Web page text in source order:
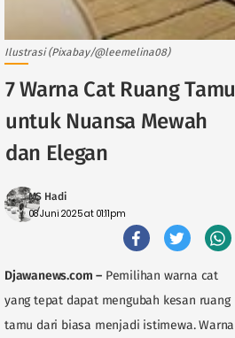
Ilustrasi (Pixabay/@leemelina08)
7 Warna Cat Ruang Tamu
untuk Nuansa Mewah
dan Elegan
MS Hadi
08 Juni 2025 at 01:11pm
Djawanews.com – Pemilihan warna cat
yang tepat dapat mengubah kesan ruang
tamu dari biasa menjadi istimewa. Warna